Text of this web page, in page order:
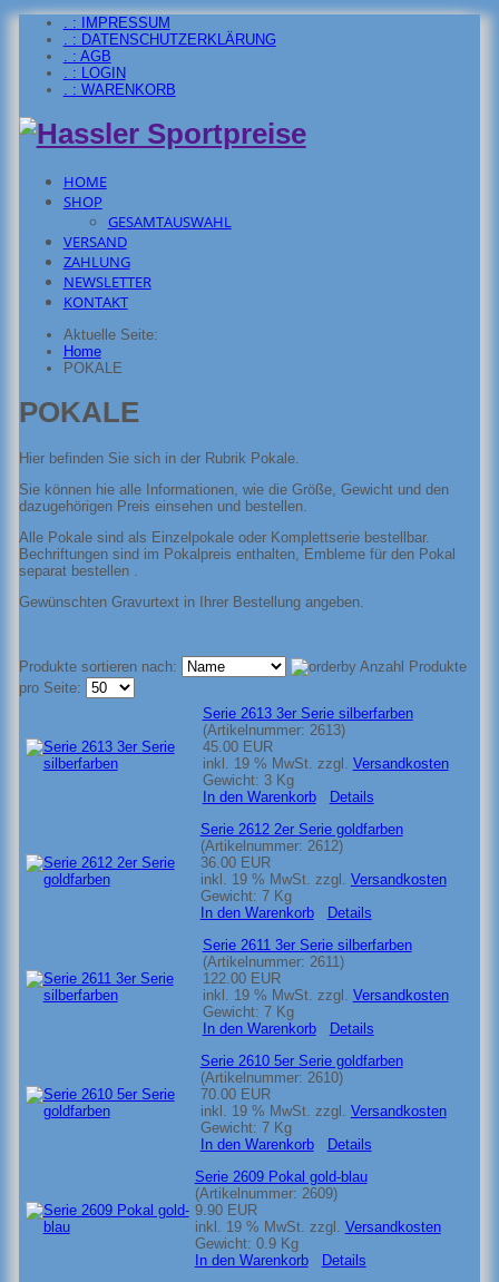
. : IMPRESSUM
. : DATENSCHUTZERKLÄRUNG
. : AGB
. : LOGIN
. : WARENKORB
HOME
SHOP
GESAMTAUSWAHL
VERSAND
ZAHLUNG
NEWSLETTER
KONTAKT
Aktuelle Seite:
Home
POKALE
POKALE
Hier befinden Sie sich in der Rubrik Pokale.
Sie können hie alle Informationen, wie die Größe, Gewicht und den
dazugehörigen Preis einsehen und bestellen.
Alle Pokale sind als Einzelpokale oder Komplettserie bestellbar.
Bechriftungen sind im Pokalpreis enthalten, Embleme für den Pokal
separat bestellen .
Gewünschten Gravurtext in Ihrer Bestellung angeben.
Produkte sortieren nach:
Anzahl Produkte
pro Seite:
Serie 2613 3er Serie silberfarben
(Artikelnummer: 2613)
45.00 EUR
inkl. 19 % MwSt. zzgl. Versandkosten
Gewicht: 3 Kg
In den Warenkorb
Details
Serie 2612 2er Serie goldfarben
(Artikelnummer: 2612)
36.00 EUR
inkl. 19 % MwSt. zzgl. Versandkosten
Gewicht: 7 Kg
In den Warenkorb
Details
Serie 2611 3er Serie silberfarben
(Artikelnummer: 2611)
122.00 EUR
inkl. 19 % MwSt. zzgl. Versandkosten
Gewicht: 7 Kg
In den Warenkorb
Details
Serie 2610 5er Serie goldfarben
(Artikelnummer: 2610)
70.00 EUR
inkl. 19 % MwSt. zzgl. Versandkosten
Gewicht: 7 Kg
In den Warenkorb
Details
Serie 2609 Pokal gold-blau
(Artikelnummer: 2609)
9.90 EUR
inkl. 19 % MwSt. zzgl. Versandkosten
Gewicht: 0.9 Kg
In den Warenkorb
Details